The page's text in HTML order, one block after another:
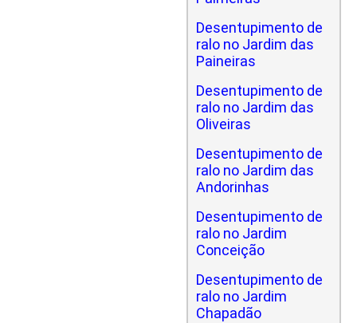
Desentupimento de
ralo no Jardim das
Paineiras
Desentupimento de
ralo no Jardim das
Oliveiras
Desentupimento de
ralo no Jardim das
Andorinhas
Desentupimento de
ralo no Jardim
Conceição
Desentupimento de
ralo no Jardim
Chapadão